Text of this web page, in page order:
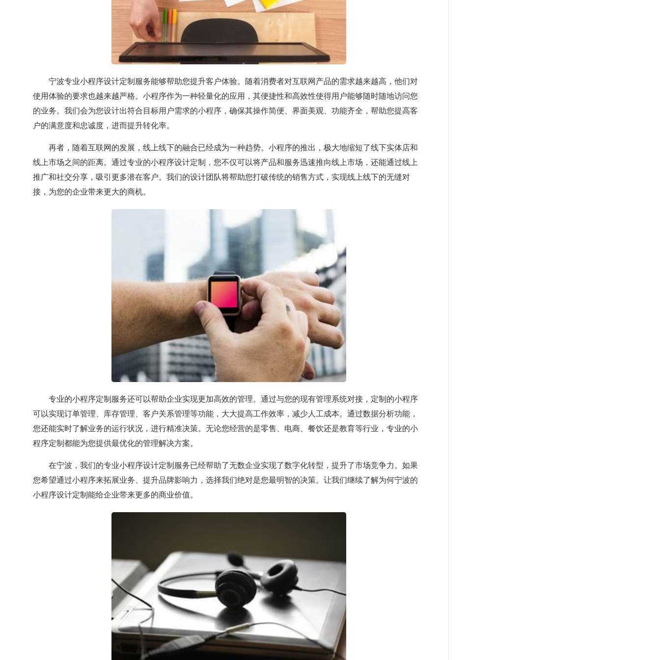
宁波专业小程序设计定制服务能够帮助您提升客户体验。随着消费者对互联网产品的需求越来越高，他们对
使用体验的要求也越来越严格。小程序作为一种轻量化的应用，其便捷性和高效性使得用户能够随时随地访问您
的业务。我们会为您设计出符合目标用户需求的小程序，确保其操作简便、界面美观、功能齐全，帮助您提高客
户的满意度和忠诚度，进而提升转化率。
再者，随着互联网的发展，线上线下的融合已经成为一种趋势。小程序的推出，极大地缩短了线下实体店和
线上市场之间的距离。通过专业的小程序设计定制，您不仅可以将产品和服务迅速推向线上市场，还能通过线上
推广和社交分享，吸引更多潜在客户。我们的设计团队将帮助您打破传统的销售方式，实现线上线下的无缝对
接，为您的企业带来更大的商机。
专业的小程序定制服务还可以帮助企业实现更加高效的管理。通过与您的现有管理系统对接，定制的小程序
可以实现订单管理、库存管理、客户关系管理等功能，大大提高工作效率，减少人工成本。通过数据分析功能，
您还能实时了解业务的运行状况，进行精准决策。无论您经营的是零售、电商、餐饮还是教育等行业，专业的小
程序定制都能为您提供最优化的管理解决方案。
在宁波，我们的专业小程序设计定制服务已经帮助了无数企业实现了数字化转型，提升了市场竞争力。如果
您希望通过小程序来拓展业务、提升品牌影响力，选择我们绝对是您最明智的决策。让我们继续了解为何宁波的
小程序设计定制能给企业带来更多的商业价值。